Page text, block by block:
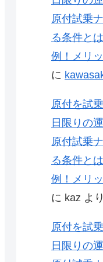
原付試乗
る条件と
例！メリ
に
原付を試
日限りの
原付試乗
る条件と
例！メリ
に kaz より
原付を試
日限りの